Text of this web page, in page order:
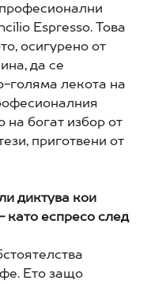
Espresso. Това
осигурено от
да се
голяма лекота на
на богат избор от
приготвени от
диктува кои
като еспресо след
Ето защо